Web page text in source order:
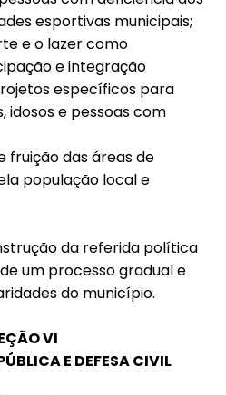
esportivas municipais;
e o lazer como
e integração
específicos para
idosos e pessoas com
fruição das áreas de
população local e
da referida política
um processo gradual e
do município.
VI
E DEFESA CIVIL